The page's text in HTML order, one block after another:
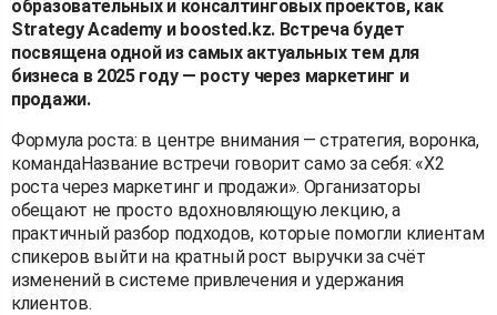
образовательных и консалтинговых проектов, как
Strategy Academy и boosted.kz. Встреча будет
посвящена одной из самых актуальных тем для
бизнеса в 2025 году — росту через маркетинг и
продажи.
Формула роста: в центре внимания — стратегия, воронка,
командаНазвание встречи говорит само за себя: «X2
роста через маркетинг и продажи». Организаторы
обещают не просто вдохновляющую лекцию, а
практичный разбор подходов, которые помогли клиентам
спикеров выйти на кратный рост выручки за счёт
изменений в системе привлечения и удержания
клиентов.